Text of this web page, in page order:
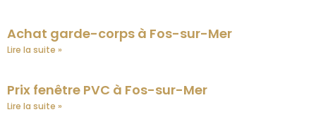
Achat garde-corps à Fos-sur-Mer
Lire la suite »
Prix fenêtre PVC à Fos-sur-Mer
Lire la suite »